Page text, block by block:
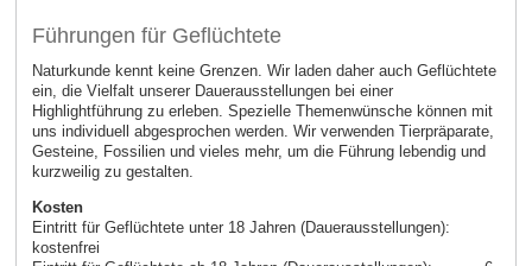
Führungen für Geflüchtete
Naturkunde kennt keine Grenzen. Wir laden daher auch Geflüchtete
ein, die Vielfalt unserer Dauerausstellungen bei einer
Highlightführung zu erleben. Spezielle Themenwünsche können mit
uns individuell abgesprochen werden. Wir verwenden Tierpräparate,
Gesteine, Fossilien und vieles mehr, um die Führung lebendig und
kurzweilig zu gestalten.
Kosten
Eintritt für Geflüchtete unter 18 Jahren (Dauerausstellungen):
kostenfrei